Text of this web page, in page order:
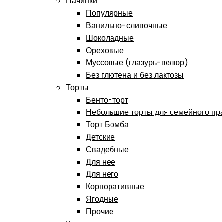
Популярные
Ванильно-сливочные
Шоколадные
Ореховые
Муссовые (глазурь-велюр)
Без глютена и без лактозы
Торты
Бенто-торт
Небольшие торты для семейного
Торт Бомба
Детские
Свадебные
Для нее
Для него
Корпоративные
Ягодные
Прочие